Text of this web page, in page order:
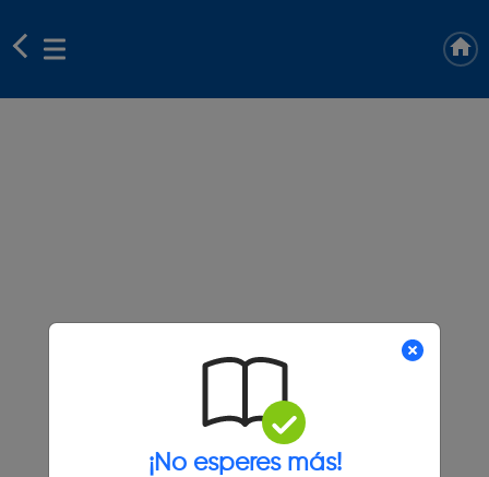
¡No esperes más!